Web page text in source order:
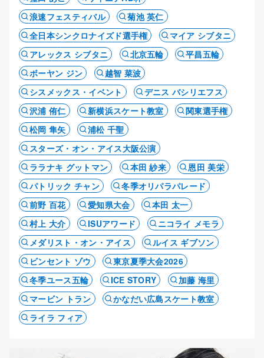
浪速フェスティバル
菊池 英仁
全日本シンクロナイズド選手権
マイア シブタニ
アレックス シブタニ
北京五輪
平昌五輪
ボーヤン ジン
越智 菜波
シスメックス・イベント
デニス バシリエフス
沢浦 侑仁
新横浜スケート教室
関東選手権
松岡 隼矢
浦松 千聖
スターズ・オン・アイス大阪公演
ララナキ グットマン
本田 紗来
恩田 美栄
パトリック チャン
冬季オリパラパレード
前野 百花
愛知県大会
本田 太一
村上 大介
ISUアワード
ニコライ メモラ
メダリスト・オン・アイス
ルイス ギブソン
ビンセント ゾウ
東京夏季大会2026
冬季ユース五輪
ICE STORY
加藤 海里
マービン トラン
かなだい広島スケート教室
ライラ フィア